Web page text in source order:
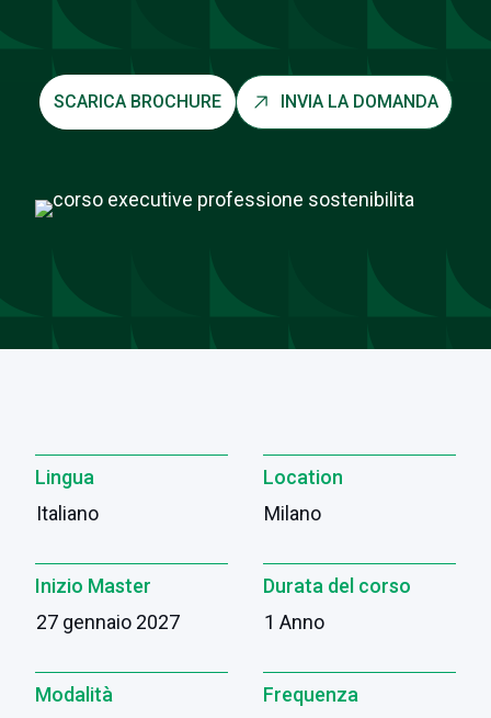
SCARICA BROCHURE INVIA LA DOMANDA
Lingua
Italiano
Location
Milano
Inizio Master
27 gennaio 2027
Durata del corso
1 Anno
Modalità
Frequenza